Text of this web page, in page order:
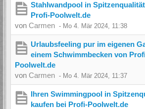
Stahlwandpool in
Profi-Poolwelt.de
von Carmen - Mo 4. Mär 2024, 11:38
Urlaubsfeeling pur im eigenen
einem Schwimmbecken von
Poolwelt.de
von Carmen - Mo 4. Mär 2024, 11:37
Ihren Swimmingpool in
kaufen bei Profi-Poolwelt.de